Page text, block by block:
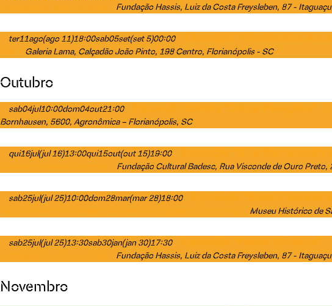
Fundação Hassis, Luiz da Costa Freysleben, 87 -
ter11ago(ago 11)18:00sab05set(set 5)00:00
Galeria Lama, Calçadão João Pinto, 198 Centro, Florianópolis - SC
Outubro
sab04jul10:00dom04out21:00
Bornhausen, 5600, Agronômica – Florianópolis, SC
qui16jul(jul 16)13:00qui15out(out 15)19:00
Fundação Cultural Badesc, Rua Visconde de Ouro
sab25jul(jul 25)10:00dom28mar(mar 28)18:00
Museu Histórico de
sab25jul(jul 25)13:30sab30jan(jan 30)17:30
Fundação Hassis, Luiz da Costa Freysleben, 87 -
Novembro